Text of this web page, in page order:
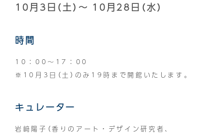
10月3日（土）～ 10月28日（水）
時間
10：00〜17：00
※10月3日（土）のみ19時まで開館いたします。
キュレーター
岩﨑陽子（香りのアート・デザイン研究者、